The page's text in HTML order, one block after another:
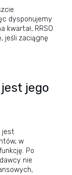
dysponujemy
kwartał, RRSO
jeśli zaciągnę
jego
jest
w
Po
nie